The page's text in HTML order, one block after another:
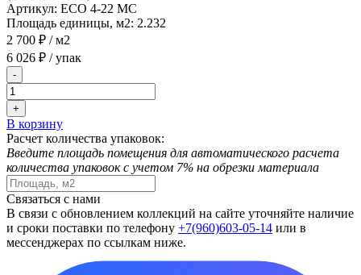
Артикул: ЕСО 4-22 MC
Площадь единицы, м2: 2.232
2 700 ₽ / м2
6 026 ₽ / упак
-
+
В корзину
Расчет количества упаковок:
Введите площадь помещения для автоматического расчета
количества упаковок с учетом 7% на обрезки материала
Связаться с нами
В связи с обновлением коллекций на сайте уточняйте наличие
и сроки поставки по телефону +7(960)603-05-14 или в
мессенджерах по ссылкам ниже.